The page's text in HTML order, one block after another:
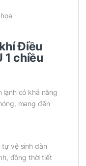
Điều
1 chiều
lạnh có khả năng
mang đến
tự vệ sinh dàn
đồng thời tiết